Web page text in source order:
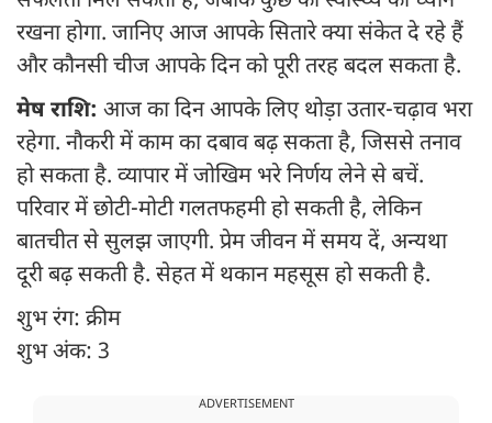
रखना होगा. जानिए आज आपके सितारे क्या संकेत दे रहे हैं
और कौनसी चीज आपके दिन को पूरी तरह बदल सकता है.
मेष राशि: आज का दिन आपके लिए थोड़ा उतार-चढ़ाव भरा
रहेगा. नौकरी में काम का दबाव बढ़ सकता है, जिससे तनाव
हो सकता है. व्यापार में जोखिम भरे निर्णय लेने से बचें.
परिवार में छोटी-मोटी गलतफहमी हो सकती है, लेकिन
बातचीत से सुलझ जाएगी. प्रेम जीवन में समय दें, अन्यथा
दूरी बढ़ सकती है. सेहत में थकान महसूस हो सकती है.
शुभ रंग: क्रीम
शुभ अंक: 3
ADVERTISEMENT